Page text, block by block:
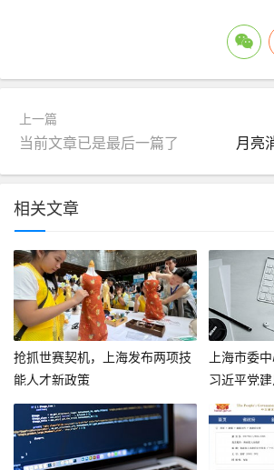
上一篇
当前文章已是最后一篇了 月亮
相关文章
抢抓世赛契机，上海发布两项技
能人才新政策
上海市委
习近平党